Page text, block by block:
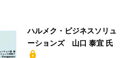
ハルメク・ビジネスソリュ
ーションズ 山口 泰宜 氏